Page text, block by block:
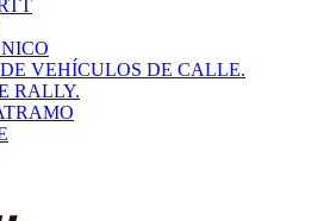
VEHÍCULOS DE CALLE.
RALLY.